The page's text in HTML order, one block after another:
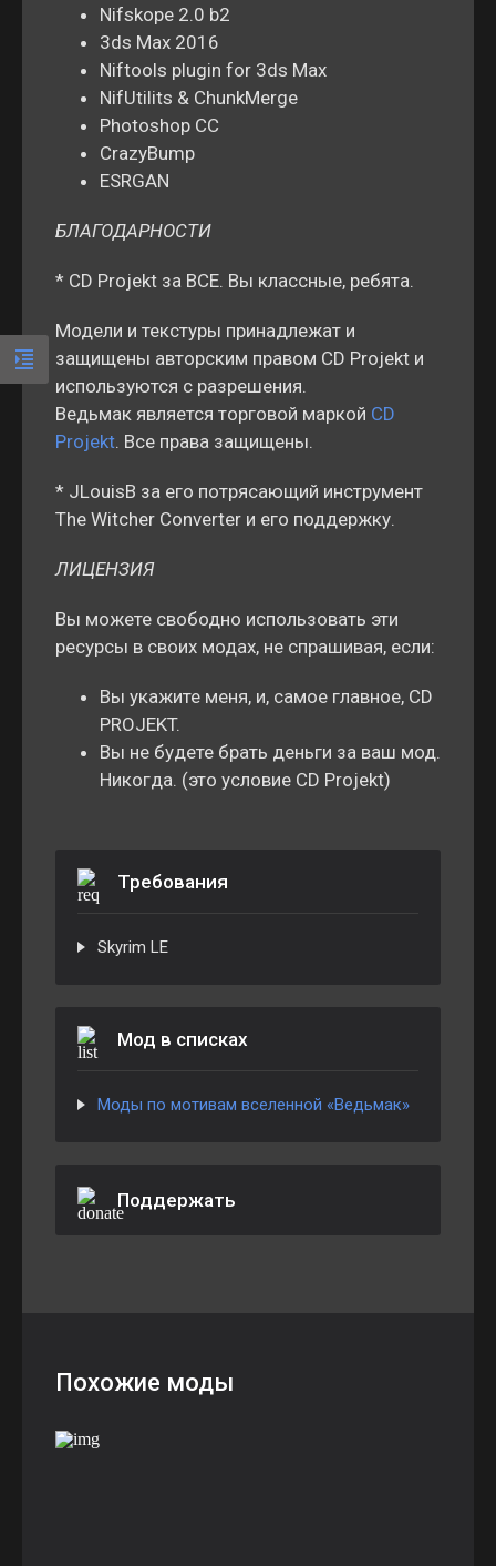
Nifskope 2.0 b2
3ds Max 2016
Niftools plugin for 3ds Max
NifUtilits & ChunkMerge
Photoshop CC
CrazyBump
ESRGAN
БЛАГОДАРНОСТИ
* CD Projekt за ВСЕ. Вы классные, ребята.
Модели и текстуры принадлежат и
защищены авторским правом CD Projekt и
используются с разрешения.
Ведьмак является торговой маркой CD
Projekt. Все права защищены.
* JLouisB за его потрясающий инструмент
The Witcher Converter и его поддержку.
ЛИЦЕНЗИЯ
Вы можете свободно использовать эти
ресурсы в своих модах, не спрашивая, если:
Вы укажите меня, и, самое главное, CD
PROJEKT.
Вы не будете брать деньги за ваш мод.
Никогда. (это условие CD Projekt)
Требования
Skyrim LE
Мод в списках
Моды по мотивам вселенной «Ведьмак»
Поддержать
Похожие моды